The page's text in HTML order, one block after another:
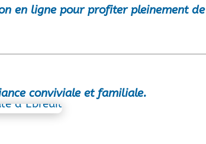
en lignepour profiter pleinement de
conviviale et familiale.